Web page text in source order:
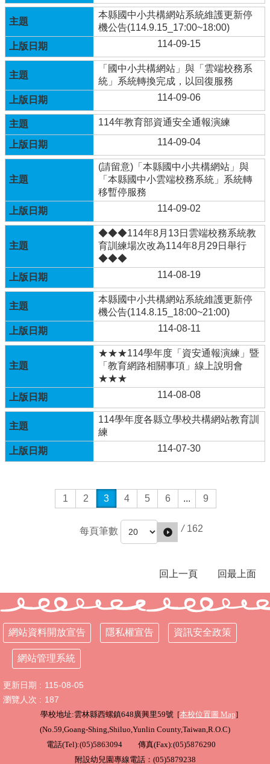
廣
興
小
生
活
點
滴
(臉
書)
廣
興
小
設
幼
園
書
首
頁
網
導
雲
林
縣
教
育
雲
林
網
站
資
料
開
放
宣
本縣國中小共構網站系統維護更新停
機公告(114.9.15_17:00~18:00)
114-09-15
「國中小共構網站」與「雲端校務系
統」系統轉換完成，以回復服務
114-09-06
114年教育部資通安全通報演練
114-09-04
(請留意)「本縣國中小共構網站」與
「本縣國中小雲端校務系統」系統轉
移暫停服務
114-09-02
◆◆◆114年8月13日雲端校務系統教
育訓練場次改為114年8月29日舉行
◆◆◆
114-08-19
本縣國中小共構網站系統維護更新停
機公告(114.8.15_18:00~21:00)
114-08-11
★★★114學年度「資安通報演練」暨
「教育網路相關事項」線上說明會
★★★
114-08-08
114學年度各縣立學校共構網站教育訓
練
114-07-30
1 2 3 4 5 6 ... 9
每頁筆數 / 162
回上一頁 回最上面
網站資料開放宣告 隱私權宣告 資訊安全政策
網站管理系統
更新日期
115-08-05
瀏覽人次
187
學校地址:雲林縣西螺鎮648廣興里59號 [本校位置圖 Map]
(No.59,Goang-Shing,Shiluo,Yunlin County,Taiwan,R.O.C)
電話(Tel):(05)5863094 傳真(Fax):(05)5876290
附設幼兒園專線電話：(05)5879238